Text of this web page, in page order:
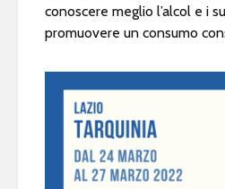
conoscere meglio l’alcol e i
promuovere un consumo